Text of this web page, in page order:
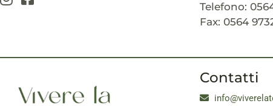
Telefono:
Fax: 0564
Contatti